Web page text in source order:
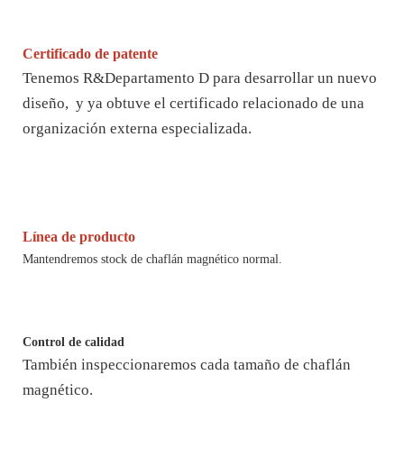
Certificado de patente
Tenemos R&Departamento D para desarrollar un nuevo
diseño, y ya obtuve el certificado relacionado de una
organización externa especializada.
Línea de producto
Mantendremos stock de chaflán magnético normal.
Control de calidad
También inspeccionaremos cada tamaño de chaflán
magnético.